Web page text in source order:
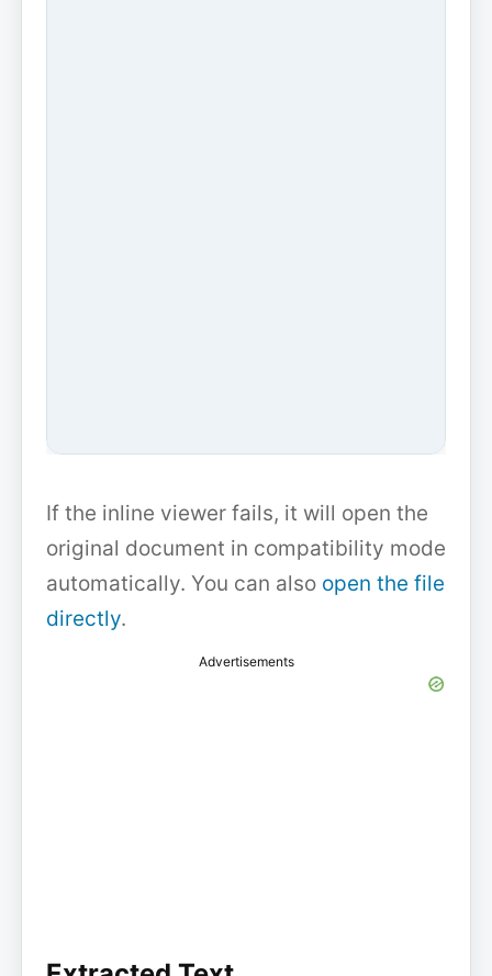
If the inline viewer fails, it will open the
original document in compatibility mode
automatically. You can also open the file
directly.
Advertisements